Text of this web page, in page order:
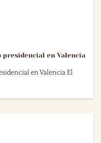
presidencial en Valencia
en Valencia El